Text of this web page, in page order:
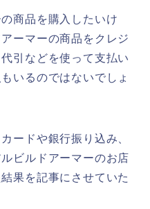
商品を購入したいけ
ーマーの商品をクレジ
引などを使って支払い
いるのではないでしょ
ードや銀行振り込み、
ビルドアーマーのお店
果を記事にさせていた